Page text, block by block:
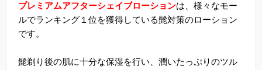
プレミアムアフターシェイブローションは、様々なモー
ルでランキング１位を獲得している髭対策のローション
です。
髭剃り後の肌に十分な保湿を行い、潤いたっぷりのツル